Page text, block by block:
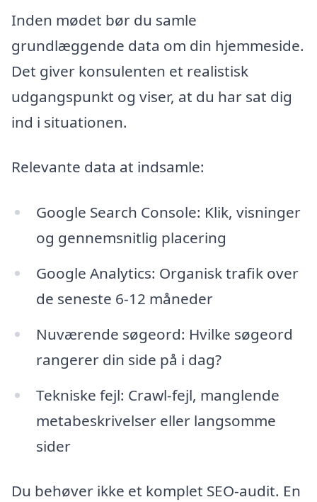
Inden mødet bør du samle
grundlæggende data om din hjemmeside.
Det giver konsulenten et realistisk
udgangspunkt og viser, at du har sat dig
ind i situationen.
Relevante data at indsamle:
Google Search Console: Klik, visninger
og gennemsnitlig placering
Google Analytics: Organisk trafik over
de seneste 6-12 måneder
Nuværende søgeord: Hvilke søgeord
rangerer din side på i dag?
Tekniske fejl: Crawl-fejl, manglende
metabeskrivelser eller langsomme
sider
Du behøver ikke et komplet SEO-audit. En